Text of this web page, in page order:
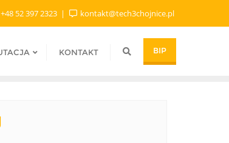
+48 52 397 2323 kontakt@tech3chojnice.pl
KONTAKT BIP